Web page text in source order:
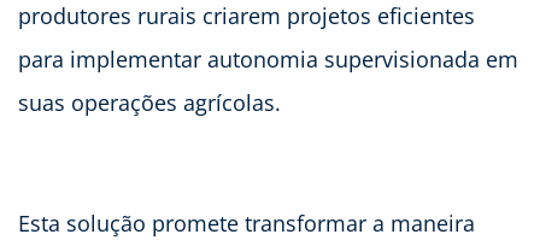
produtores rurais criarem projetos eficientes
para implementar autonomia supervisionada em
suas operações agrícolas.
Esta solução promete transformar a maneira